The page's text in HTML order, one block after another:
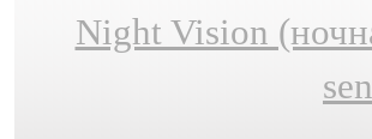
Night Vision